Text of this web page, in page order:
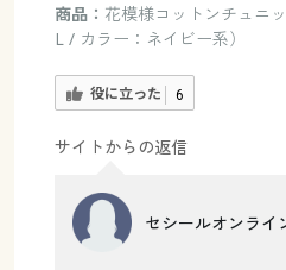
商品： 花模様コットンチュニ
L / カラー：ネイビー系）
役に立った 6
サイトからの返信
セシールオンライ